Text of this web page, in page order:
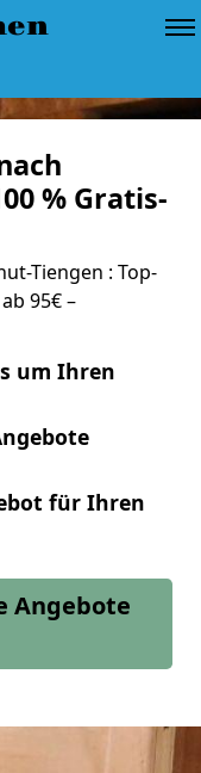
% Gratis-
Tiengen : Top-
95€ –
um Ihren
für Ihren
Angebote